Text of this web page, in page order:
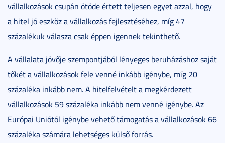
vállalkozások csupán ötöde értett teljesen egyet azzal, hogy
a hitel jó eszköz a vállalkozás fejlesztéséhez, míg 47
százalékuk válasza csak éppen igennek tekinthető.
A vállalata jövője szempontjából lényeges beruházáshoz saját
tőkét a vállalkozások fele venné inkább igénybe, míg 20
százaléka inkább nem. A hitelfelvételt a megkérdezett
vállalkozások 59 százaléka inkább nem venné igénybe. Az
Európai Uniótól igénybe vehető támogatás a vállalkozások 66
százaléka számára lehetséges külső forrás.